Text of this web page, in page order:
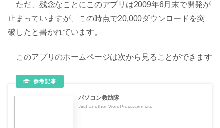
ただ、残念なことにこのアプリは2009年6月末で開発が
止まっていますが、この時点で20,000ダウンロードを突
破したと書かれています。
このアプリのホームページは次から見ることができます
パソコン救助隊
Just another WordPress.com site